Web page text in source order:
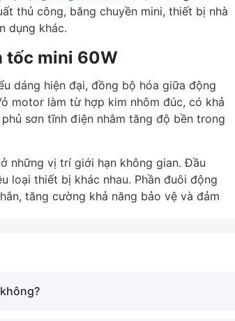
góc
thủ công, băng chuyền mini, thiết bị nhà
dụng khác.
tốc mini 60W
dáng hiện đại, đồng bộ hóa giữa động
motor làm từ hợp kim nhôm đúc, có khả
sơn tĩnh điện nhằm tăng độ bền trong
những vị trí giới hạn không gian. Đầu
loại thiết bị khác nhau. Phần đuôi động
tăng cường khả năng bảo vệ và đảm